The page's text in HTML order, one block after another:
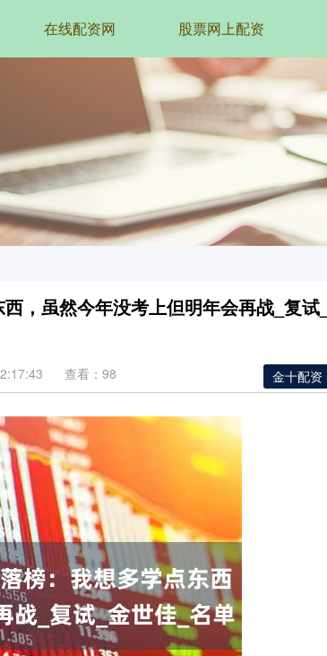
在线配资网 股票网上配资
，虽然今年没考上但明年会再战_复试_
金十配资
查看：98